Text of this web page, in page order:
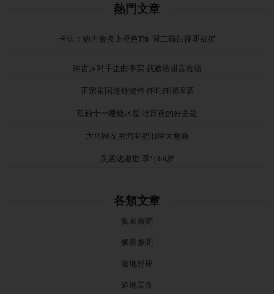
熱門文章
卡迪：納吉會換上橙色T恤 週二錄供後即被捕
纳吉斥对手歪曲事实 我败给甜言蜜语
正宗泰国海鲜烧烤 任吃任喝啤酒
蕉赖十一哩糖水屋 吃宵夜的好去处
大马网友用淘宝把旧屋大翻新
吴孟达逝世 享年68岁
各類文章
獨家新聞
獨家趣聞
道地好康
道地美食